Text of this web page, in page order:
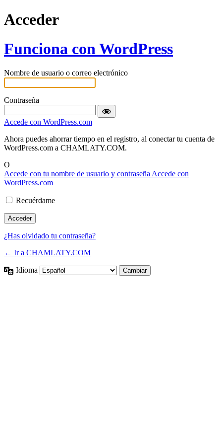
Acceder
Funciona con WordPress
Nombre de usuario o correo electrónico
Contraseña
Accede con WordPress.com
Ahora puedes ahorrar tiempo en el registro, al conectar tu cuenta de
WordPress.com a CHAMLATY.COM.
O
Accede con tu nombre de usuario y contraseña Accede con
WordPress.com
Recuérdame
¿Has olvidado tu contraseña?
← Ir a CHAMLATY.COM
Idioma